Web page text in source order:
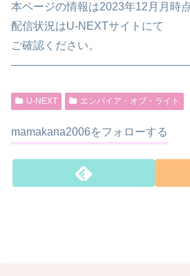
本ページの情報は2023年12月月時
配信状況はU-NEXTサイトにて
ご確認ください。
U-NEXT エンパイア・オブ・ライト
mamakana2006をフォローする